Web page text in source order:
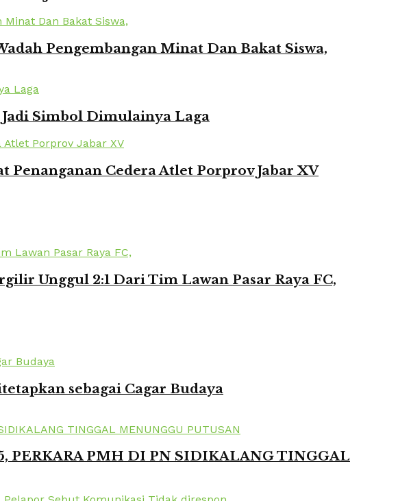
Pengembangan Minat Dan Bakat Siswa,
Simbol Dimulainya Laga
Penanganan Cedera Atlet Porprov Jabar XV
Unggul 2:1 Dari Tim Lawan Pasar Raya FC,
sebagai Cagar Budaya
PERKARA PMH DI PN SIDIKALANG TINGGAL